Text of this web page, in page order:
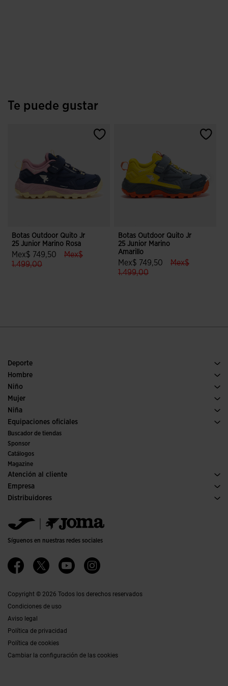
Te puede gustar
Botas Outdoor Quito Jr
25 Junior Marino Rosa
Mex$ 749,50 label.price.reduced.from
Mex$
1.499,00label.price.to
4.6 sobre 5 de valoración de clientes
Botas Outdoor Quito Jr
25 Junior Marino
Amarillo
Mex$ 749,50
Mex$
1.499,00label.price.to
Deporte
Running
Fútbol
Pádel
Tenis
Trail running
Hombre
Calzado Hombre
Deporte
Niño
Ver todo ropa niño
Mujer
Calzado Mujer
Deporte
Niña
Ver todo ropa niña
Equipaciones oficiales
Fútbol
Fútbol sala
Comités y Federaciones
Ediciones especiales
Buscador de tiendas
Sponsor
Catálogos
Magazine
Atención al cliente
Condiciones de compra
Transporte y entrega
FAQs
Empresa
Historia
Política de calidad y medio ambiente
Trabaja con nosotros
Accesibilidad
Distribuidores
Jomanet
Área marketing
Contacto
Síguenos en nuestras redes sociales
Copyright © 2026 Todos los derechos reservados
Condiciones de uso
Aviso legal
Política de privacidad
Política de cookies
Cambiar la configuración de las cookies